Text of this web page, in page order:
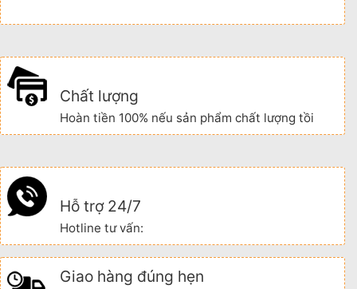
Chất lượng
Hoàn tiền 100% nếu sản phẩm chất lượng tồi
Hỗ trợ 24/7
Hotline tư vấn:
Giao hàng đúng hẹn